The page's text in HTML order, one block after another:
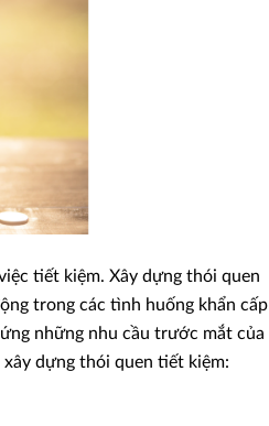
tiết kiệm. Xây dựng thói quen
trong các tình huống khẩn cấp
những nhu cầu trước mắt của
xây dựng thói quen tiết kiệm: